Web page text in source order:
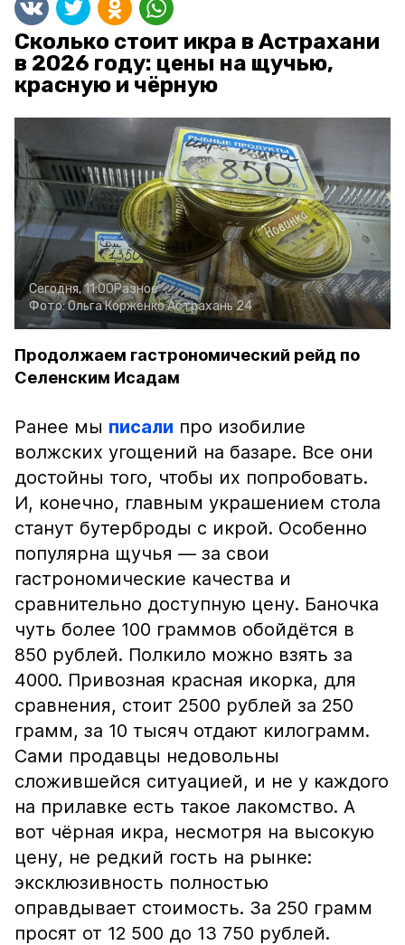
Сколько стоит икра в Астрахани
в 2026 году: цены на щучью,
красную и чёрную
Сегодня, 11:00Разное
Фото:Ольга КорженкоАстрахань 24
Продолжаем гастрономический рейд по
Селенским Исадам
Ранее мы писали про изобилие
волжских угощений на базаре. Все они
достойны того, чтобы их попробовать.
И, конечно, главным украшением стола
станут бутерброды с икрой. Особенно
популярна щучья — за свои
гастрономические качества и
сравнительно доступную цену. Баночка
чуть более 100 граммов обойдётся в
850 рублей. Полкило можно взять за
4000. Привозная красная икорка, для
сравнения, стоит 2500 рублей за 250
грамм, за 10 тысяч отдают килограмм.
Сами продавцы недовольны
сложившейся ситуацией, и не у каждого
на прилавке есть такое лакомство. А
вот чёрная икра, несмотря на высокую
цену, не редкий гость на рынке:
эксклюзивность полностью
оправдывает стоимость. За 250 грамм
просят от 12 500 до 13 750 рублей.